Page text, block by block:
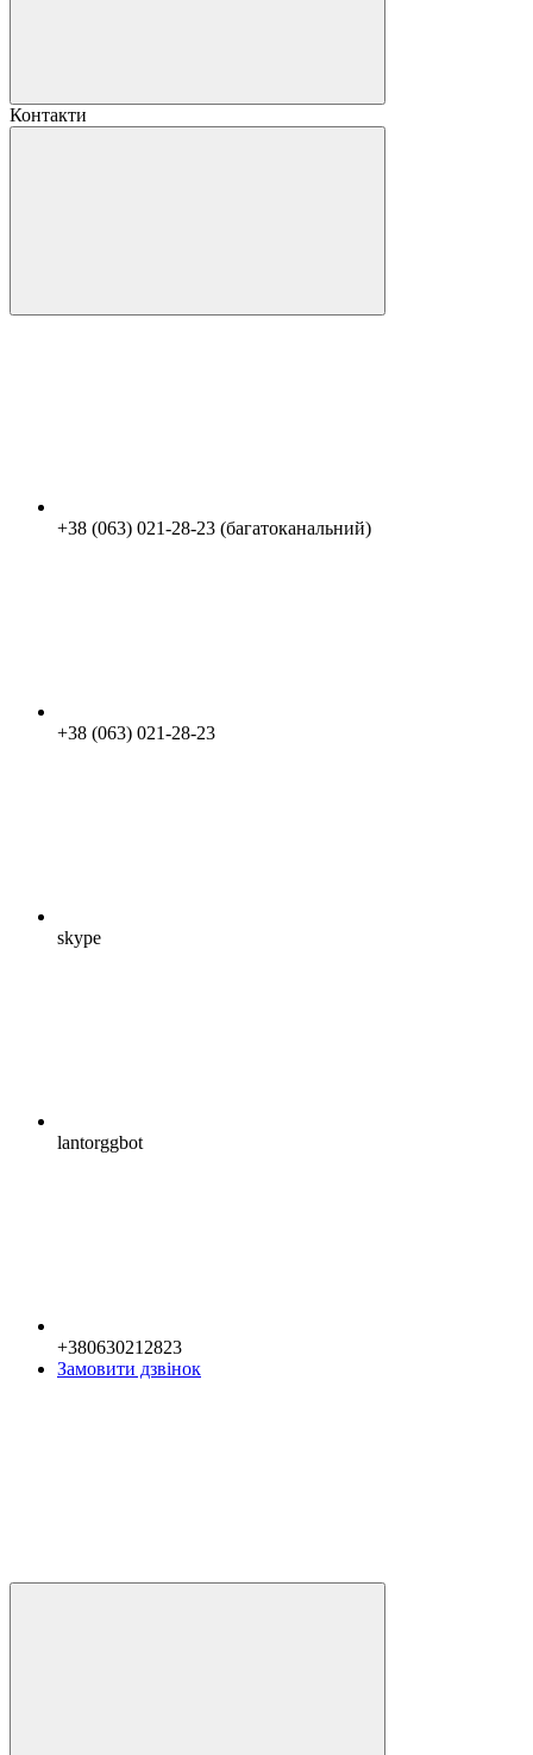
Контакти
+38 (063) 021-28-23 (багатоканальний)
+38 (063) 021-28-23
skype
lantorggbot
+380630212823
Замовити дзвінок